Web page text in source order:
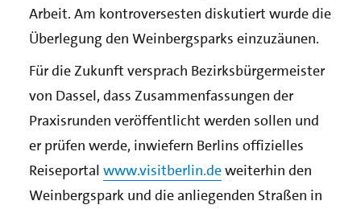
Arbeit. Am kontroversesten diskutiert wurde die
Überlegung den Weinbergsparks einzuzäunen.
Für die Zukunft versprach Bezirksbürgermeister
von Dassel, dass Zusammenfassungen der
Praxisrunden veröffentlicht werden sollen und
er prüfen werde, inwiefern Berlins offizielles
Reiseportal www.visitberlin.deweiterhin den
Weinbergspark und die anliegenden Straßen in